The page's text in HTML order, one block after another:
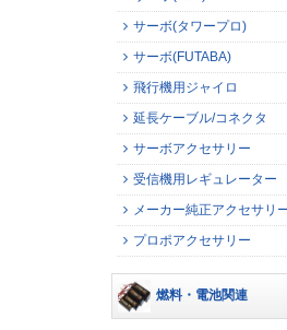
サーボ(タワープロ)
サーボ(FUTABA)
飛行機用ジャイロ
延長ケーブル/コネクタ
サーボアクセサリー
受信機用レギュレーター
メーカー純正アクセサリ
プロポアクセサリー
燃料・電池関連